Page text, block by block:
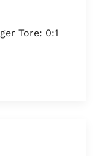
Tore: 0:1